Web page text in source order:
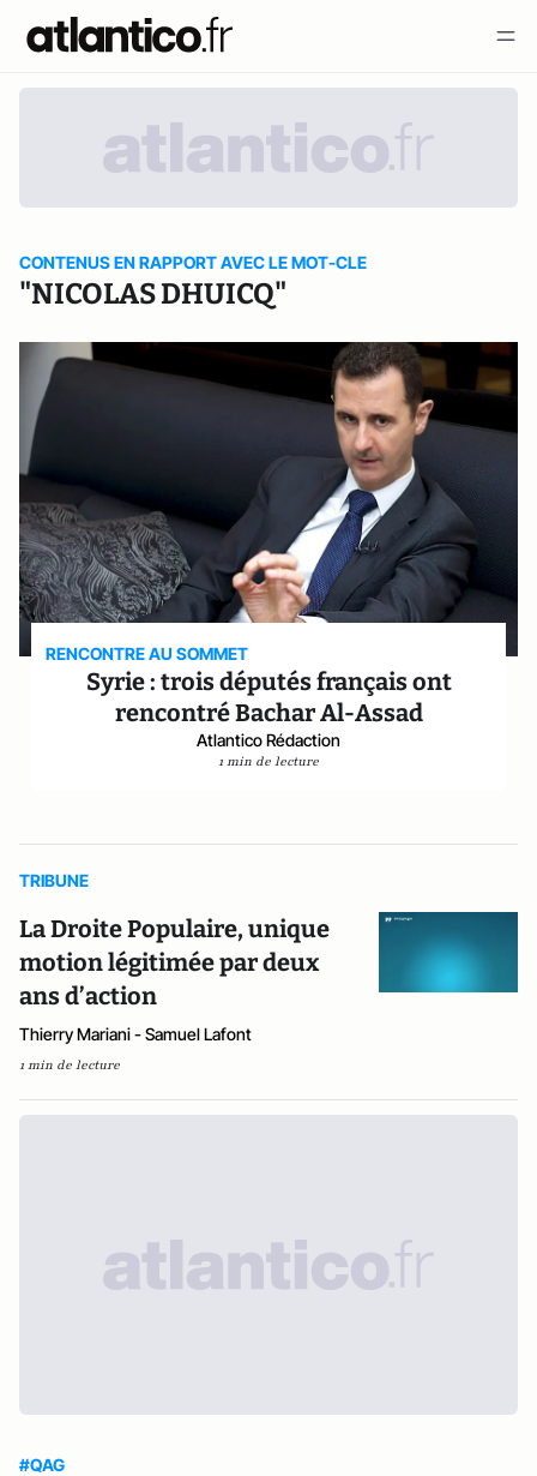
CONTENUS EN RAPPORT AVEC LE MOT-CLE
"NICOLAS DHUICQ"
RENCONTRE AU SOMMET
Syrie : trois députés français ont
rencontré Bachar Al-Assad
Atlantico Rédaction
1 min de lecture
TRIBUNE
La Droite Populaire, unique
motion légitimée par deux
ans d’action
Thierry Mariani - Samuel Lafont
1 min de lecture
#QAG